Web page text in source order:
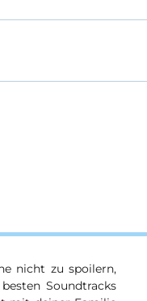
nicht zu spoilern,
Soundtracks